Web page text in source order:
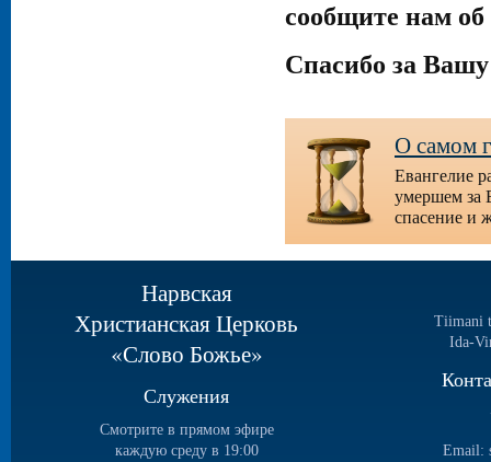
сообщите нам об
Спасибо за
О самом
Евангелие
умершем за
спасение и
Нарвская
Христианская Церковь
«Слово Божье»
Служения
Смотрите в прямом эфире
каждую среду в 19:00
Tiimani
Ida-
Email: